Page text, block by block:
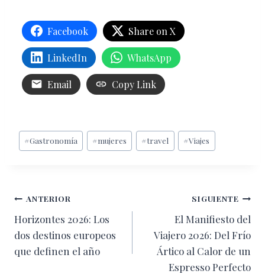
Facebook Share on X
LinkedIn WhatsApp
Email Copy Link
Etiquetas
de
#Gastronomía #mujeres #travel #Viajes
Navegación
de
entradas
ANTERIOR
Horizontes 2026: Los
dos destinos europeos
que definen el año
SIGUIENTE
El Manifiesto del
Viajero 2026: Del Frío
Ártico al Calor de un
Espresso Perfecto